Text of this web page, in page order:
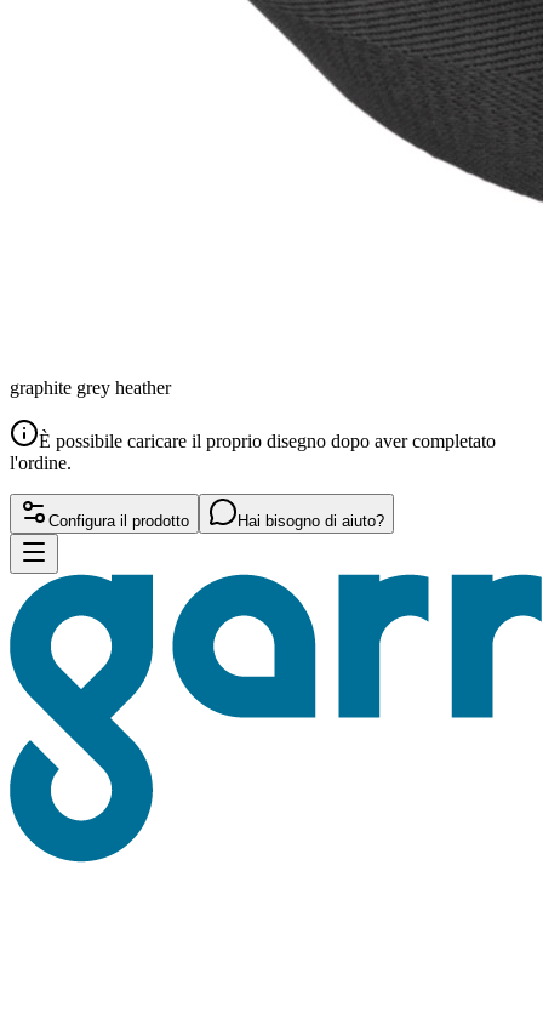
graphite grey heather
È possibile caricare il proprio disegno dopo aver completato
l'ordine.
Configura il prodotto Hai bisogno di aiuto?